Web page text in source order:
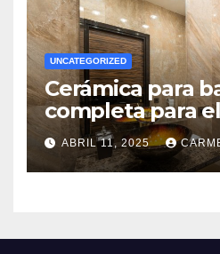
UNCATEGORIZED
Cerámica para
completa para
opción
ABRIL 11, 2025